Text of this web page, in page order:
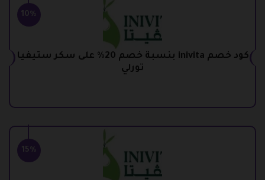
10%
كود خصم inivita بنسبة خصم 20% على سكر ستيفيا
تورلي
15%